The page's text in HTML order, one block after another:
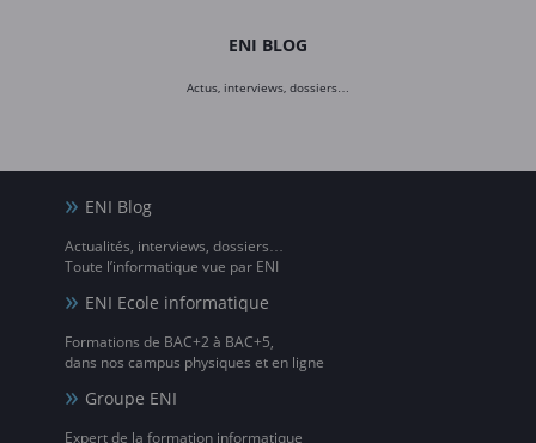
ENI BLOG
Actus, interviews, dossiers…
ENI Blog
Actualités, interviews, dossiers…
Toute l’informatique vue par ENI
ENI Ecole informatique
Formations de BAC+2 à BAC+5,
dans nos campus physiques et en ligne
Groupe ENI
Expert de la formation informatique